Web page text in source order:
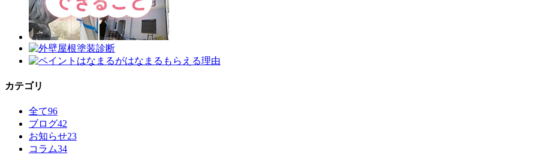
カテゴリ
全て96
ブログ42
お知らせ23
コラム34